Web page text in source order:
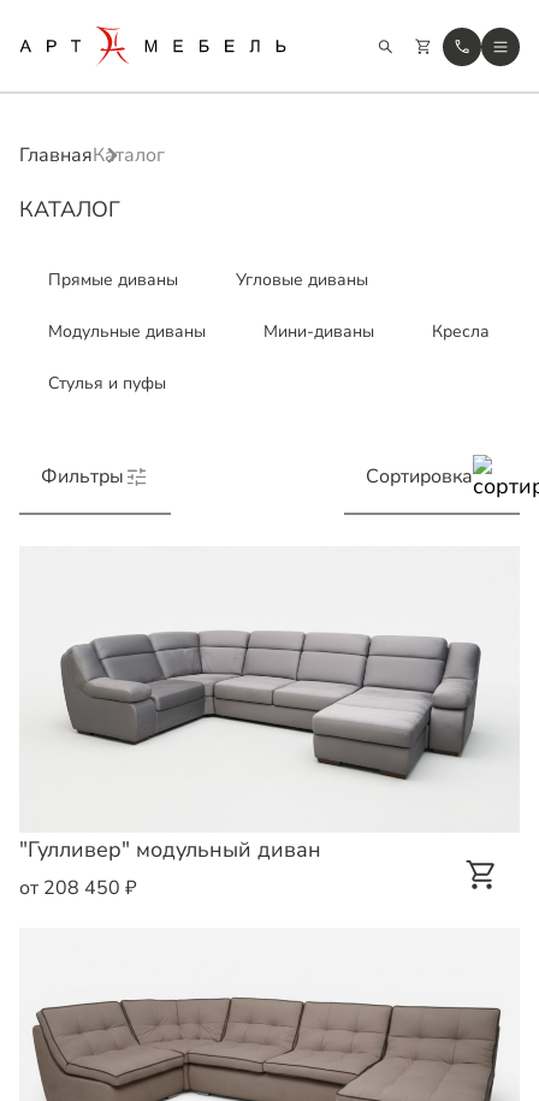
ГлавнаяКаталог
КАТАЛОГ
Прямые диваны Угловые диваны
Модульные диваны Мини-диваны Кресла
Стулья и пуфы
Фильтры Сортировка
"Гулливер" модульный диван
от 208 450 ₽